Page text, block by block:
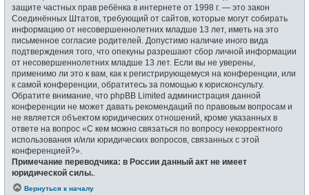
защите частных прав ребёнка в интернете от 1998 г. — это закон
Соединённых Штатов, требующий от сайтов, которые могут собирать
информацию от несовершеннолетних младше 13 лет, иметь на это
письменное согласие родителей. Допустимо наличие иного вида
подтверждения того, что опекуны разрешают сбор личной информации
от несовершеннолетних младше 13 лет. Если вы не уверены,
применимо ли это к вам, как к регистрирующемуся на конференции, или
к самой конференции, обратитесь за помощью к юрисконсульту.
Обратите внимание, что phpBB Limited администрация данной
конференции не может давать рекомендаций по правовым вопросам и
не является объектом юридических отношений, кроме указанных в
ответе на вопрос «С кем можно связаться по вопросу некорректного
использования и/или юридических вопросов, связанных с этой
конференцией?».
Примечание переводчика: в России данный акт не имеет
юридической силы.
Вернуться к началу